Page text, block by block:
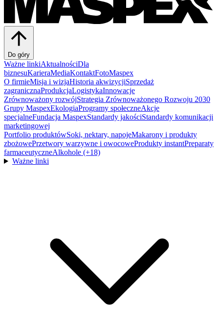
Do góry
Ważne linkiAktualnościDla
biznesuKarieraMediaKontaktFotoMaspex
O firmieMisja i wizjaHistoria akwizycjiSprzedaż
zagranicznaProdukcjaLogistykaInnowacje
Zrównoważony rozwójStrategia Zrównoważonego Rozwoju 2030
Grupy MaspexEkologiaProgramy społeczneAkcje
specjalneFundacja MaspexStandardy jakościStandardy komunikacji
marketingowej
Portfolio produktówSoki, nektary, napojeMakarony i produkty
zbożowePrzetwory warzywne i owocoweProdukty instantPreparaty
farmaceutyczneAlkohole (+18)
Ważne linki